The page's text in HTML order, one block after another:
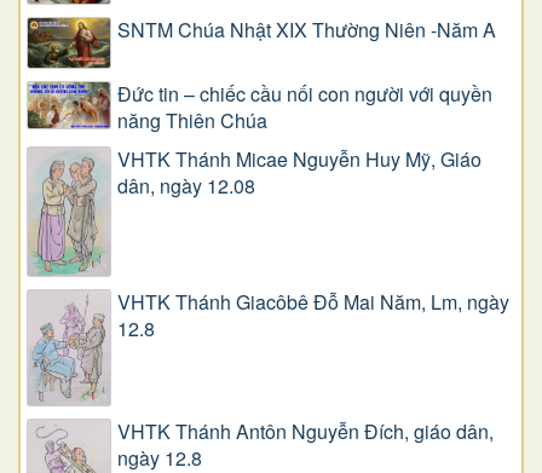
SNTM Chúa Nhật XIX Thường Niên -Năm A
Đức tin – chiếc cầu nối con người với quyền
năng Thiên Chúa
VHTK Thánh Micae Nguyễn Huy Mỹ, Giáo
dân, ngày 12.08
VHTK Thánh Giacôbê Ðỗ Mai Năm, Lm, ngày
12.8
VHTK Thánh Antôn Nguyễn Ðích, giáo dân,
ngày 12.8